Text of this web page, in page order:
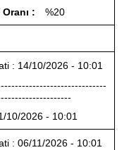
Oranı : %20
: 14/10/2026 - 10:01
10/2026 - 10:01
: 06/11/2026 - 10:01